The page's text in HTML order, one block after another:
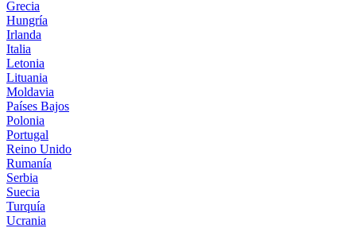
Grecia
Hungría
Irlanda
Italia
Letonia
Lituania
Moldavia
Países Bajos
Polonia
Portugal
Reino Unido
Rumanía
Serbia
Suecia
Turquía
Ucrania